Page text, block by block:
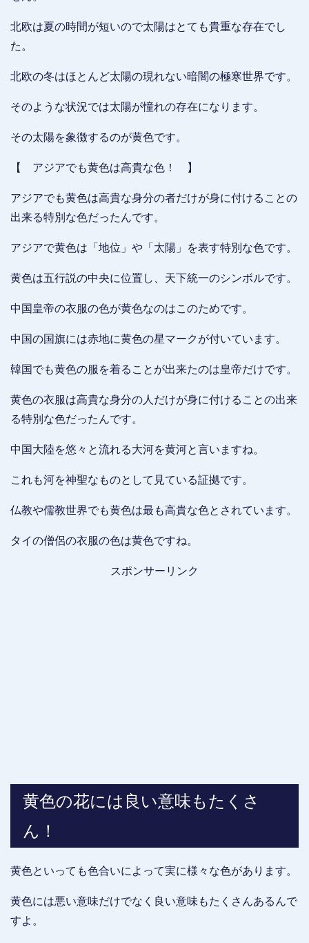
北欧は夏の時間が短いので太陽はとても貴重な存在でし
た。
北欧の冬はほとんど太陽の現れない暗闇の極寒世界です。
そのような状況では太陽が憧れの存在になります。
その太陽を象徴するのが黄色です。
【 アジアでも黄色は高貴な色！ 】
アジアでも黄色は高貴な身分の者だけが身に付けることの
出来る特別な色だったんです。
アジアで黄色は「地位」や「太陽」を表す特別な色です。
黄色は五行説の中央に位置し、天下統一のシンボルです。
中国皇帝の衣服の色が黄色なのはこのためです。
中国の国旗には赤地に黄色の星マークが付いています。
韓国でも黄色の服を着ることが出来たのは皇帝だけです。
黄色の衣服は高貴な身分の人だけが身に付けることの出来
る特別な色だったんです。
中国大陸を悠々と流れる大河を黄河と言いますね。
これも河を神聖なものとして見ている証拠です。
仏教や儒教世界でも黄色は最も高貴な色とされています。
タイの僧侶の衣服の色は黄色ですね。
スポンサーリンク
黄色の花には良い意味もたくさ
ん！
黄色といっても色合いによって実に様々な色があります。
黄色には悪い意味だけでなく良い意味もたくさんあるんで
すよ。